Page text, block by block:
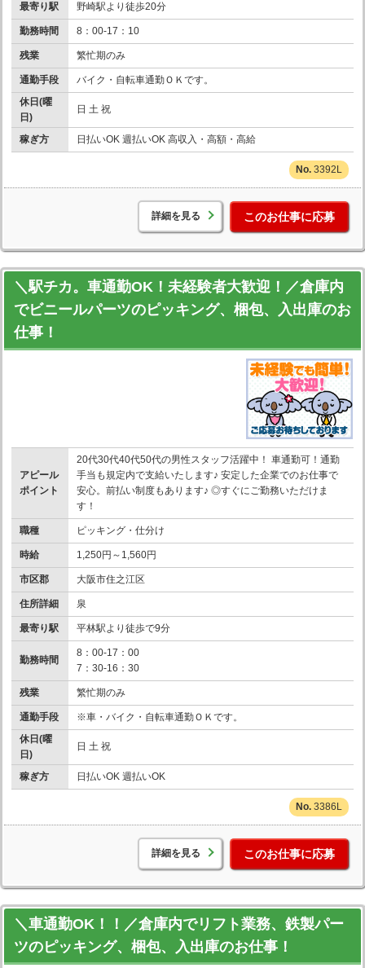
最寄り駅 野崎駅より徒歩20分
勤務時間 8：00-17：10
残業 繁忙期のみ
通勤手段
バイク・自転車通勤ＯＫです。
休日(曜
日)
日 土 祝
稼ぎ方 日払いOK 週払いOK 高収入・高額・高給
3392L
詳細を見る このお仕事に応募
＼駅チカ。車通勤OK！未経験者大歓迎！／倉庫内
でビニールパーツのピッキング、梱包、入出庫のお
仕事！
アピール
ポイント
20代30代40代50代の男性スタッフ活躍中！ 車通勤可！通勤
手当も規定内で支給いたします♪ 安定した企業でのお仕事で
安心。前払い制度もあります♪ ◎すぐにご勤務いただけま
す！
職種 ピッキング・仕分け
時給 1,250円～1,560円
市区郡 大阪市住之江区
住所詳細 泉
最寄り駅 平林駅より徒歩で9分
勤務時間
8：00-17：00
7：30-16：30
残業 繁忙期のみ
通勤手段
※車・バイク・自転車通勤ＯＫです。
休日(曜
日)
日 土 祝
稼ぎ方 日払いOK 週払いOK
3386L
詳細を見る このお仕事に応募
＼車通勤OK！！／倉庫内でリフト業務、鉄製パー
ツのピッキング、梱包、入出庫のお仕事！